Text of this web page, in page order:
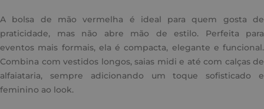
A bolsa de mão vermelha é ideal para quem gosta de
praticidade, mas não abre mão de estilo. Perfeita para
eventos mais formais, ela é compacta, elegante e funcional.
Combina com vestidos longos, saias midi e até com calças de
alfaiataria, sempre adicionando um toque sofisticado e
feminino ao look.